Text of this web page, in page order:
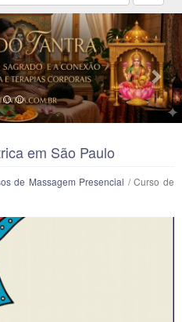
em São Paulo
de Massagem Presencial / Curso de